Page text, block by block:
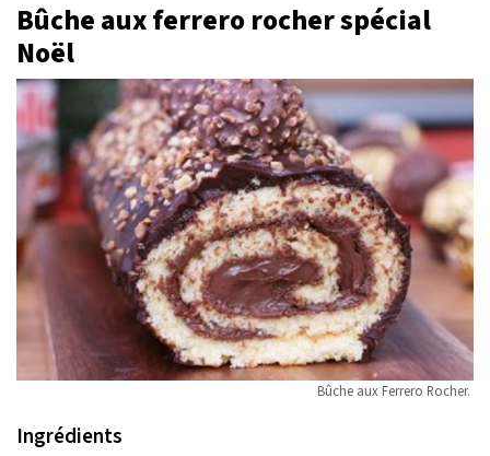
Bûche aux ferrero rocher spécial
Noël
Bûche aux Ferrero Rocher.
Ingrédients